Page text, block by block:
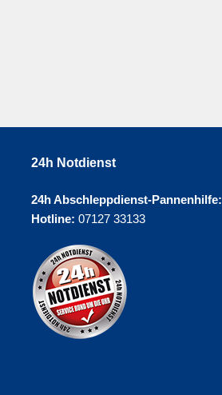
24h Notdienst
24h Abschleppdienst-Pannenhilfe:
Hotline: 07127 33133